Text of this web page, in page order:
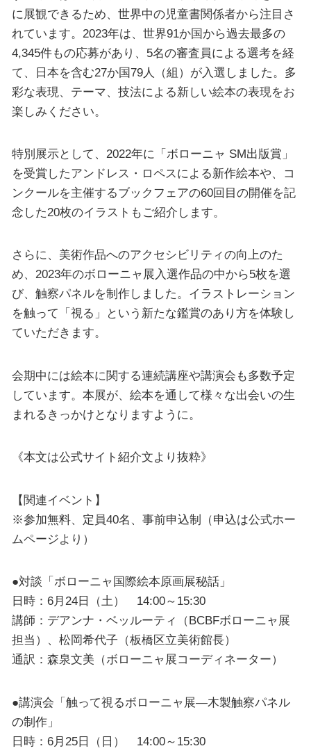
に展観できるため、世界中の児童書関係者から注目さ
れています。2023年は、世界91か国から過去最多の
4,345件もの応募があり、5名の審査員による選考を経
て、日本を含む27か国79人（組）が入選しました。多
彩な表現、テーマ、技法による新しい絵本の表現をお
楽しみください。
特別展示として、2022年に「ボローニャ SM出版賞」
を受賞したアンドレス・ロペスによる新作絵本や、コ
ンクールを主催するブックフェアの60回目の開催を記
念した20枚のイラストもご紹介します。
さらに、美術作品へのアクセシビリティの向上のた
め、2023年のボローニャ展入選作品の中から5枚を選
び、触察パネルを制作しました。イラストレーション
を触って「視る」という新たな鑑賞のあり方を体験し
ていただきます。
会期中には絵本に関する連続講座や講演会も多数予定
しています。本展が、絵本を通して様々な出会いの生
まれるきっかけとなりますように。
《本文は公式サイト紹介文より抜粋》
【関連イベント】
※参加無料、定員40名、事前申込制（申込は公式ホー
ムページより）
●対談「ボローニャ国際絵本原画展秘話」
日時：6月24日（土） 14:00～15:30
講師：デアンナ・ベッルーティ（BCBFボローニャ展
担当）、松岡希代子（板橋区立美術館長）
通訳：森泉文美（ボローニャ展コーディネーター）
●講演会「触って視るボローニャ展―木製触察パネル
の制作」
日時：6月25日（日） 14:00～15:30